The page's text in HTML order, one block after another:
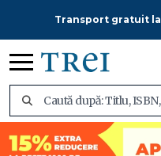
Transport gratuit